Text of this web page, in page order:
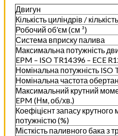
Двигун
Кількість циліндрів /
Робочий об’єм (см ³)
Система вприску палива
Максимальна потужність
EPM – ISO TR14396 – ECE
Номінальна потужність ISO
Номінальна частота
Максимальний крутний
EPM (Нм, об/хв.)
Коефіцієнт запасу
потужністю (%)
Місткість паливного бака з